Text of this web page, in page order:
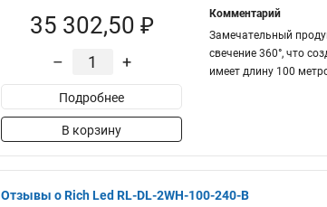
35 302,50 ₽
– +
Подробнее
В корзину
Комментарий
Замечательный
свечение 360°, что
имеет длину 100
Отзывы о Rich Led RL-DL-2WH-100-240-B